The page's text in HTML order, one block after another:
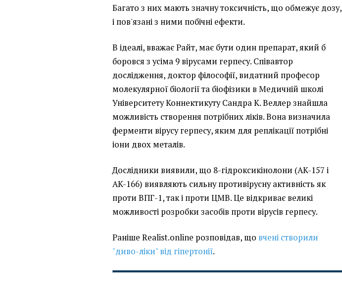
Багато з них мають значну токсичність, що обмежує дозу,
і пов'язані з ними побічні ефекти.
В ідеалі, вважає Райт, має бути один препарат, який б
боровся з усіма 9 вірусами герпесу. Співавтор
дослідження, доктор філософії, видатний професор
молекулярної біології та біофізики в Медичній школі
Університету Коннектикуту Сандра К. Веллер знайшла
можливість створення потрібних ліків. Вона визначила
ферменти вірусу герпесу, яким для реплікації потрібні
іони двох металів.
Дослідники виявили, що 8-гідроксикінолони (AK-157 і
AK-166) виявляють сильну противірусну активність як
проти ВПГ-1, так і проти ЦМВ. Це відкриває великі
можливості розробки засобів проти вірусів герпесу.
Раніше Realist.online розповідав, що вчені створили
"диво-ліки" від гіпертонії.